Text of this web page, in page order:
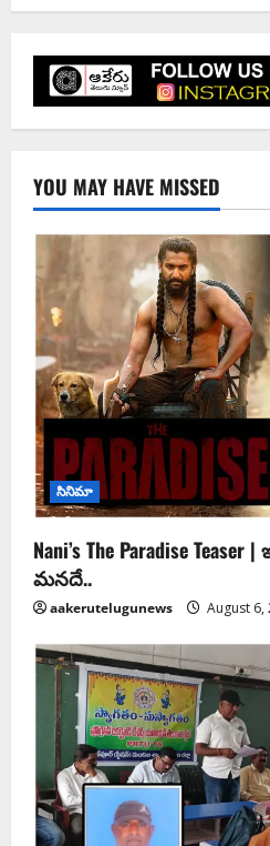
YOU MAY HAVE MISSED
సినిమా
Nani’s The Paradise
మనదే..
aakerutelugunews August 6,